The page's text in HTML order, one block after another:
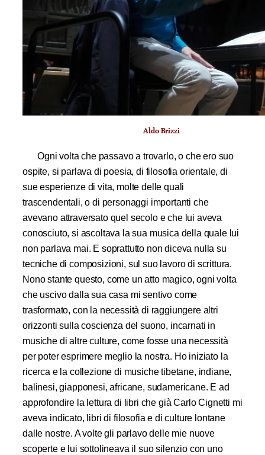
Aldo Brizzi
Ogni volta che passavo a trovarlo, o che ero suo
ospite, si parlava di poesia, di filosofia orientale, di
sue esperienze di vita, molte delle quali
trascendentali, o di personaggi importanti che
avevano attraversato quel secolo e che lui aveva
conosciuto, si ascoltava la sua musica della quale lui
non parlava mai. E soprattutto non diceva nulla su
tecniche di composizioni, sul suo lavoro di scrittura.
Nono stante questo, come un atto magico, ogni volta
che uscivo dalla sua casa mi sentivo come
trasformato, con la necessità di raggiungere altri
orizzonti sulla coscienza del suono, incarnati in
musiche di altre culture, come fosse una necessità
per poter esprimere meglio la nostra. Ho iniziato la
ricerca e la collezione di musiche tibetane, indiane,
balinesi, giapponesi, africane, sud­americane. E ad
approfondire la lettura di libri che già Carlo Cignetti mi
aveva indicato, libri di filosofia e di culture lontane
dalle nostre. A volte gli parlavo delle mie nuove
scoperte e lui sottolineava il suo silenzio con uno